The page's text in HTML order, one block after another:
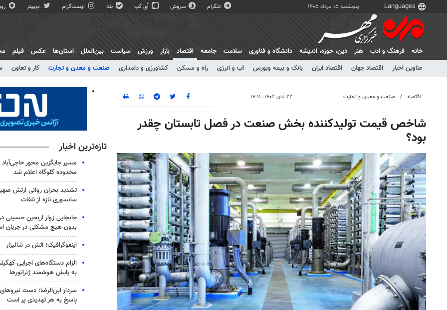
پنجشنبه ۱۵ مرداد ۱۴۰۵ تلگرام سروش آی گپ بله اینستاگرام توییتر
خانه فرهنگ و ادب هنر دين، حوزه، انديشه دانشگاه و فناوری سلامت جامعه
اقتصاد
عناوین اخبار
اقتصاد جهان اقتصاد ایران بانک و بیمه وبورس آب و انرژی راه و مسکن کشاورزی و دامداری صنعت و معدن و تجارت کار و تعاون
بازار ورزش سیاست بین‌الملل استان‌ها عکس فیلم
اقتصاد صنعت و معدن و تجارت ۲۲ آبان ۱۴۰۲، ۱۹:۱۱
شاخص قیمت تولیدکننده بخش صنعت در فصل تابستان چقدر
بود؟ تازه‌ترین اخبار
مسیر جایگزین محور
محدوده گلوگاه اعلام شد
تشدید بحران روانی ارتش
سانسوری تازه از تلفات
جابجایی زوار اربعین حسینی
بدون هیچ مشکلی در جریان
اینفوگرافیک؛ آتش در شالیزار
الزام دستگاه‌های اجرایی
به پایش هوشمند ژنراتورها
سردار ابن‌الرضا: دست
پاسخ به هر تهدیدی پر است